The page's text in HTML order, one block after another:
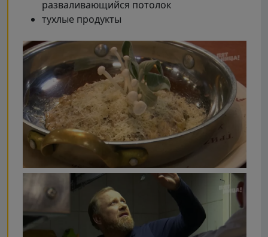
разваливающийся потолок
тухлые продукты